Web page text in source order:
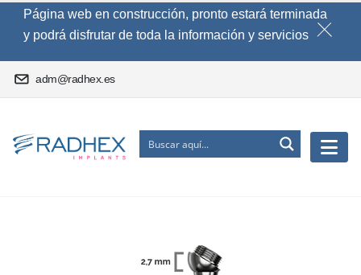
Página web en construcción, pronto estará terminada
y podrá disfrutar de toda la información y servicios
adm@radhex.es